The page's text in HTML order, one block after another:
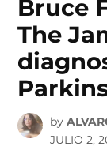
Bruce
The
by
JULIO 2,